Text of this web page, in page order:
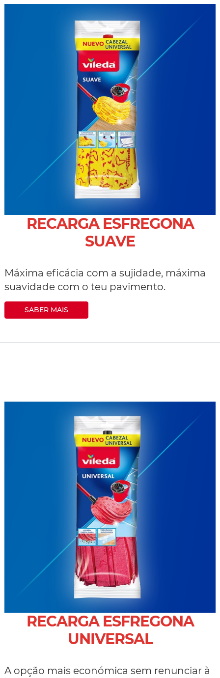
RECARGA ESFREGONA
SUAVE
Máxima eficácia com a sujidade, máxima
suavidade com o teu pavimento.
SABER MAIS
RECARGA ESFREGONA
UNIVERSAL
A opção mais económica sem renunciar à